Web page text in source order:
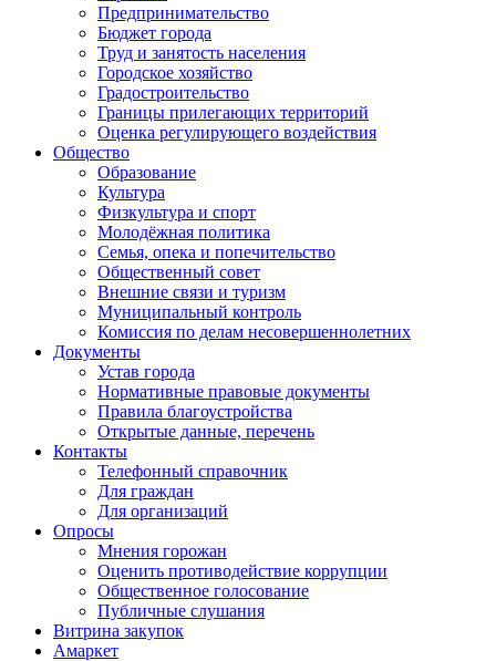
Предпринимательство
Бюджет города
Труд и занятость населения
Городское хозяйство
Градостроительство
Границы прилегающих территорий
Оценка регулирующего воздействия
Общество
Образование
Культура
Физкультура и спорт
Молодёжная политика
Семья, опека и попечительство
Общественный совет
Внешние связи и туризм
Муниципальный контроль
Комиссия по делам несовершеннолетних
Документы
Устав города
Нормативные правовые документы
Правила благоустройства
Открытые данные, перечень
Контакты
Телефонный справочник
Для граждан
Для организаций
Опросы
Мнения горожан
Оценить противодействие коррупции
Общественное голосование
Публичные слушания
Витрина закупок
Амаркет